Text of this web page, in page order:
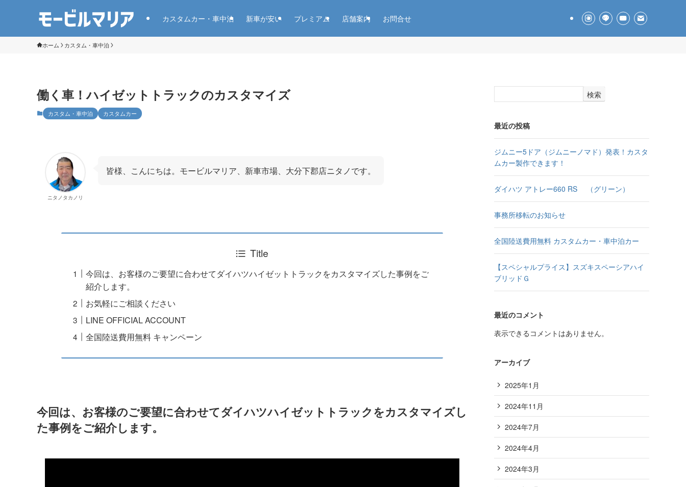
カスタムカー・車中泊 新車が安い プレミアム 店舗案内 お問合せ
ホーム カスタム・車中泊
働く車！ハイゼットトラックのカスタマイズ
カスタム・車中泊 カスタムカー
ニタノタカノリ
皆様、こんにちは。モービルマリア、新車市場、大分下郡店ニタノです。
Title
今回は、お客様のご要望に合わせてダイハツハイゼットトラックをカスタマイズした事例をご
紹介します。
お気軽にご相談ください
LINE OFFICIAL ACCOUNT
全国陸送費用無料 キャンペーン
今回は、お客様のご要望に合わせてダイハツハイゼットトラックをカスタマイズし
た事例をご紹介します。
検索
最近の投稿
ジムニー5ドア（ジムニーノマド）発表！カスタ
ムカー製作できます！
ダイハツ アトレー660 RS （グリーン）
事務所移転のお知らせ
全国陸送費用無料 カスタムカー・車中泊カー
【スペシャルプライス】スズキスペーシアハイ
ブリッドＧ
最近のコメント
表示できるコメントはありません。
アーカイブ
2025年1月
2024年11月
2024年7月
2024年4月
2024年3月